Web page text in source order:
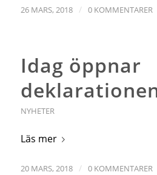
26 MARS, 2018 / 0 KOMMENTARER
Idag öppnar
NYHETER
Läs mer
20 MARS, 2018 / 0 KOMMENTARER